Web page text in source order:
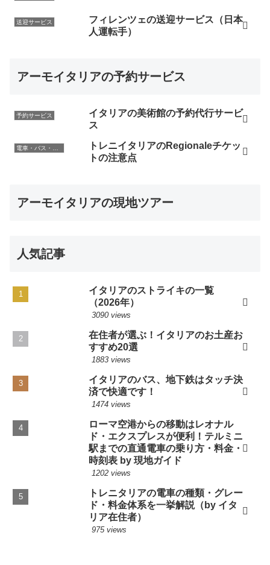
送迎サービス
フィレンツェの送迎サービス（日本
人運転手）
アーモイタリアの予約サービス
予約サービス
イタリアの美術館の予約代行サービ
ス
トレニイタリアのRegionaleチケッ
トの注意点
アーモイタリアの現地ツアー
人気記事
イタリアのストライキの一覧
（2026年）
3090 views
在住者が選ぶ！イタリアのお土産お
すすめ20選
1883 views
イタリアのバス、地下鉄はタッチ決
済で快適です！
1474 views
ローマ空港からの移動はレオナル
ド・エクスプレスが便利！テルミニ
駅までの直通電車の乗り方・料金・
時刻表 by 現地ガイド
1202 views
トレニタリアの電車の種類・グレー
ド・料金体系を一挙解説（by イタ
リア在住者）
975 views